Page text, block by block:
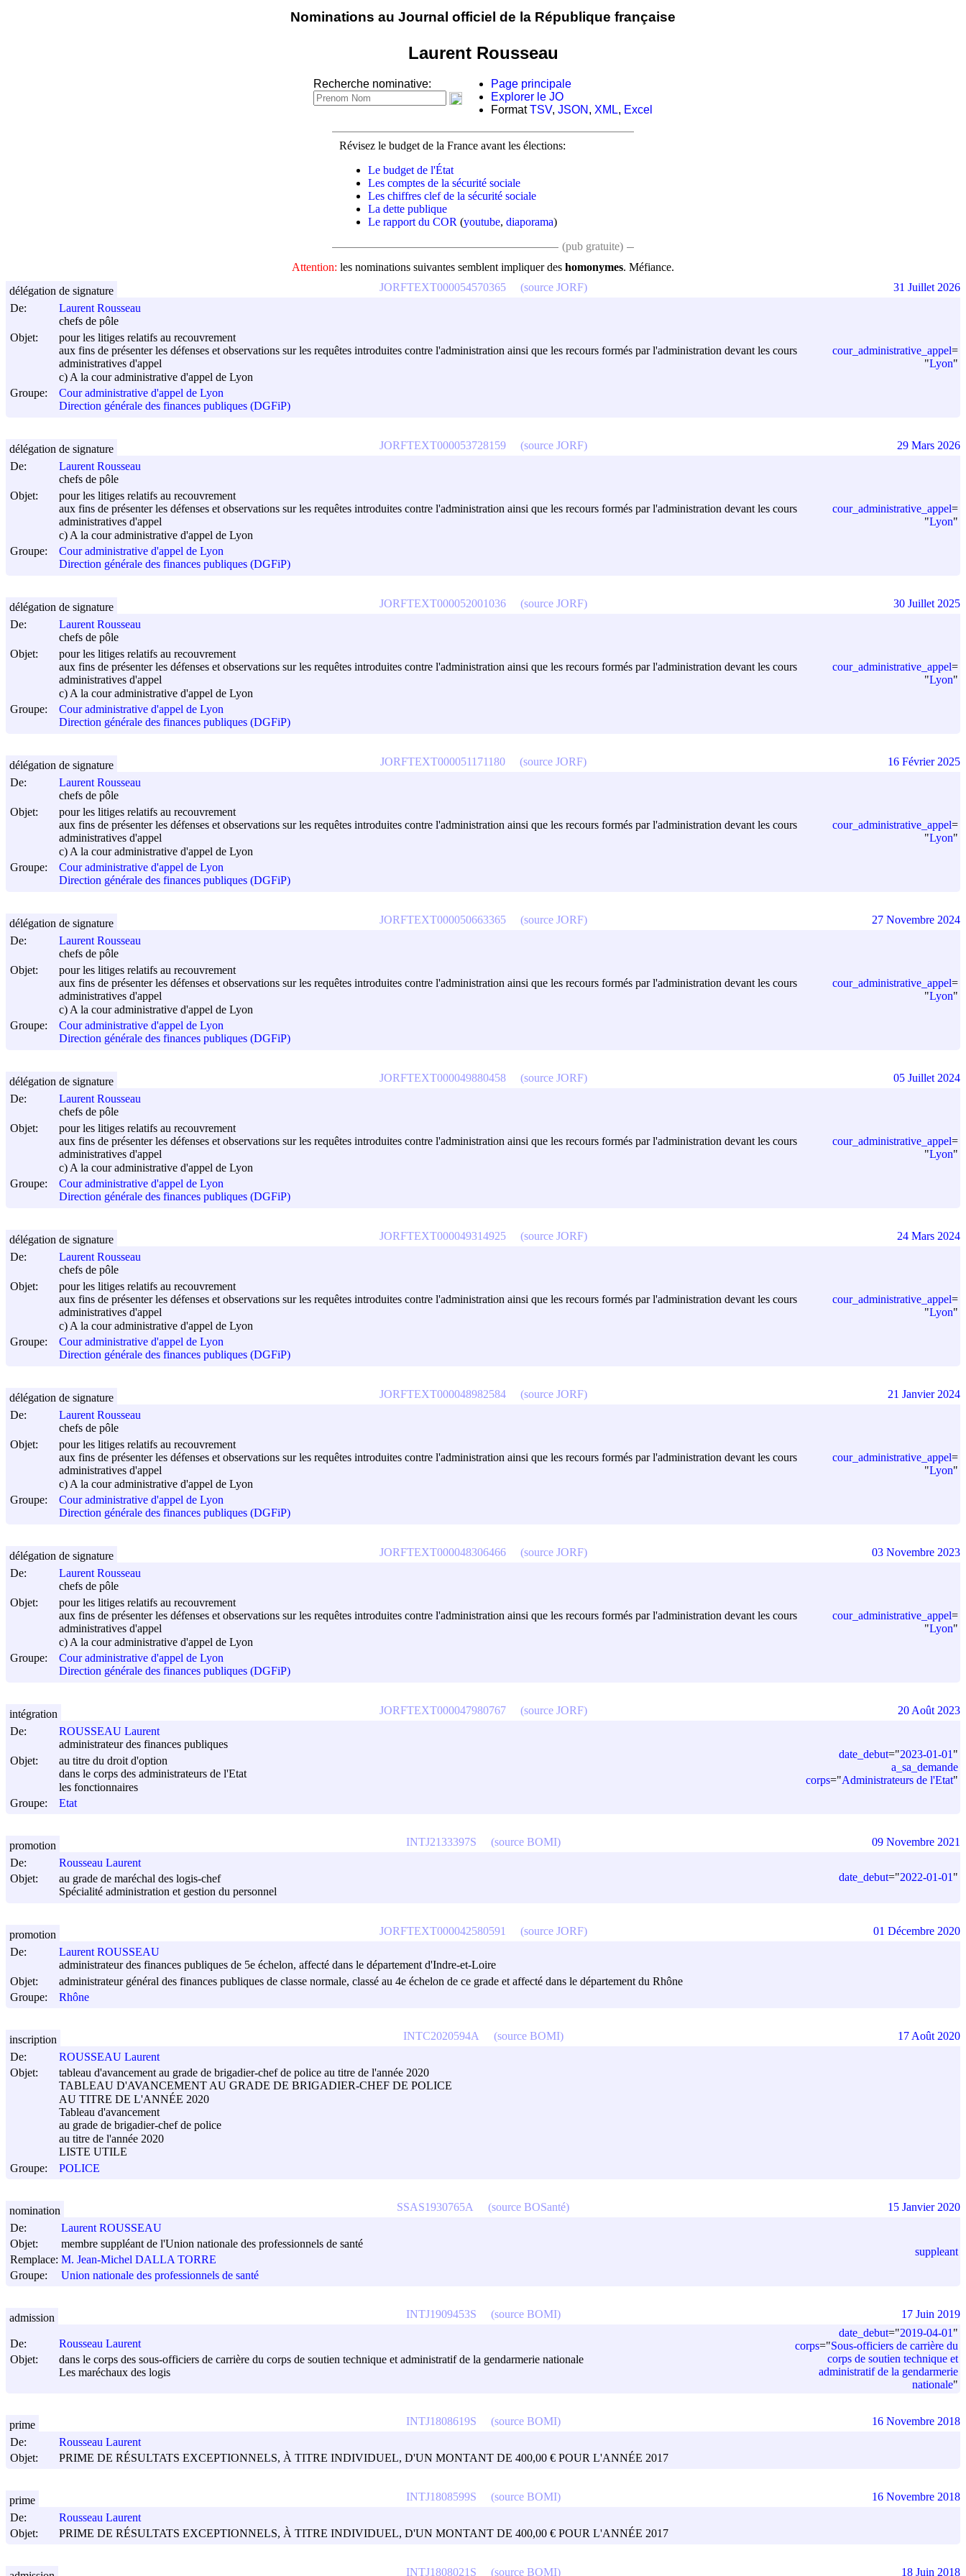
Nominations au Journal officiel de la République française
Laurent Rousseau
Recherche nominative:
Page principale
Explorer le JO
FormatTSV, JSON , XML, Excel
Révisez le budget de la France avant les élections:
Le budget de l'État
Les comptes de la sécurité sociale
Les chiffres clef de la sécurité sociale
La dette publique
Le rapport du COR (youtube, diaporama)
(pub gratuite)
Attention: les nominations suivantes semblent impliquer des homonymes. Méfiance.
De:
Laurent Rousseau
chefs de pôle
Objet:
pour les litiges relatifs au recouvrement
aux fins de présenter les défenses et observations sur les requêtes introduites contre l'administration ainsi que les recours formés par l'administration devant les cours
administratives d'appel
c) A la cour administrative d'appel de Lyon
Groupe:
Cour administrative d'appel de Lyon
Direction générale des finances publiques (DGFiP)
cour_administrative_appel=
"Lyon"
JORFTEXT000054570365 (source JORF)
délégation de signature 31 Juillet 2026
De:
Laurent Rousseau
chefs de pôle
Objet:
pour les litiges relatifs au recouvrement
aux fins de présenter les défenses et observations sur les requêtes introduites contre l'administration ainsi que les recours formés par l'administration devant les cours
administratives d'appel
c) A la cour administrative d'appel de Lyon
Groupe:
Cour administrative d'appel de Lyon
Direction générale des finances publiques (DGFiP)
cour_administrative_appel=
"Lyon"
JORFTEXT000053728159 (source JORF)
délégation de signature 29 Mars 2026
De:
Laurent Rousseau
chefs de pôle
Objet:
pour les litiges relatifs au recouvrement
aux fins de présenter les défenses et observations sur les requêtes introduites contre l'administration ainsi que les recours formés par l'administration devant les cours
administratives d'appel
c) A la cour administrative d'appel de Lyon
Groupe:
Cour administrative d'appel de Lyon
Direction générale des finances publiques (DGFiP)
cour_administrative_appel=
"Lyon"
JORFTEXT000052001036 (source JORF)
délégation de signature 30 Juillet 2025
De:
Laurent Rousseau
chefs de pôle
Objet:
pour les litiges relatifs au recouvrement
aux fins de présenter les défenses et observations sur les requêtes introduites contre l'administration ainsi que les recours formés par l'administration devant les cours
administratives d'appel
c) A la cour administrative d'appel de Lyon
Groupe:
Cour administrative d'appel de Lyon
Direction générale des finances publiques (DGFiP)
cour_administrative_appel=
"Lyon"
JORFTEXT000051171180 (source JORF)
délégation de signature 16 Février 2025
De:
Laurent Rousseau
chefs de pôle
Objet:
pour les litiges relatifs au recouvrement
aux fins de présenter les défenses et observations sur les requêtes introduites contre l'administration ainsi que les recours formés par l'administration devant les cours
administratives d'appel
c) A la cour administrative d'appel de Lyon
Groupe:
Cour administrative d'appel de Lyon
Direction générale des finances publiques (DGFiP)
cour_administrative_appel=
"Lyon"
JORFTEXT000050663365 (source JORF)
délégation de signature 27 Novembre 2024
De:
Laurent Rousseau
chefs de pôle
Objet:
pour les litiges relatifs au recouvrement
aux fins de présenter les défenses et observations sur les requêtes introduites contre l'administration ainsi que les recours formés par l'administration devant les cours
administratives d'appel
c) A la cour administrative d'appel de Lyon
Groupe:
Cour administrative d'appel de Lyon
Direction générale des finances publiques (DGFiP)
cour_administrative_appel=
"Lyon"
JORFTEXT000049880458 (source JORF)
délégation de signature 05 Juillet 2024
De:
Laurent Rousseau
chefs de pôle
Objet:
pour les litiges relatifs au recouvrement
aux fins de présenter les défenses et observations sur les requêtes introduites contre l'administration ainsi que les recours formés par l'administration devant les cours
administratives d'appel
c) A la cour administrative d'appel de Lyon
Groupe:
Cour administrative d'appel de Lyon
Direction générale des finances publiques (DGFiP)
cour_administrative_appel=
"Lyon"
JORFTEXT000049314925 (source JORF)
délégation de signature 24 Mars 2024
De:
Laurent Rousseau
chefs de pôle
Objet:
pour les litiges relatifs au recouvrement
aux fins de présenter les défenses et observations sur les requêtes introduites contre l'administration ainsi que les recours formés par l'administration devant les cours
administratives d'appel
c) A la cour administrative d'appel de Lyon
Groupe:
Cour administrative d'appel de Lyon
Direction générale des finances publiques (DGFiP)
cour_administrative_appel=
"Lyon"
JORFTEXT000048982584 (source JORF)
délégation de signature 21 Janvier 2024
De:
Laurent Rousseau
chefs de pôle
Objet:
pour les litiges relatifs au recouvrement
aux fins de présenter les défenses et observations sur les requêtes introduites contre l'administration ainsi que les recours formés par l'administration devant les cours
administratives d'appel
c) A la cour administrative d'appel de Lyon
Groupe:
Cour administrative d'appel de Lyon
Direction générale des finances publiques (DGFiP)
cour_administrative_appel=
"Lyon"
JORFTEXT000048306466 (source JORF)
délégation de signature 03 Novembre 2023
De:
ROUSSEAU Laurent
administrateur des finances publiques
Objet:
au titre du droit d'option
dans le corps des administrateurs de l'Etat
les fonctionnaires
Groupe:
Etat
date_debut="2023-01-01 "
a_sa_demande
corps="Administrateurs de l'Etat"
JORFTEXT000047980767 (source JORF)
intégration 20 Août 2023
De:
Rousseau Laurent
Objet:
au grade de maréchal des logis-chef
Spécialité administration et gestion du personnel
date_debut="2022-01-01 "
INTJ2133397S (source BOMI)
promotion 09 Novembre 2021
De:
Laurent ROUSSEAU
administrateur des finances publiques de 5e échelon, affecté dans le département d'Indre-et-Loire
Objet:
administrateur général des finances publiques de classe normale, classé au 4e échelon de ce grade et affecté dans le département du Rhône
Groupe:
Rhône
JORFTEXT000042580591 (source JORF)
promotion 01 Décembre 2020
De:
ROUSSEAU Laurent
Objet:
tableau d'avancement au grade de brigadier-chef de police au titre de l'année 2020
TABLEAU D'AVANCEMENT AU GRADE DE BRIGADIER-CHEF DE POLICE
AU TITRE DE L'ANNÉE 2020
Tableau d'avancement
au grade de brigadier-chef de police
au titre de l'année 2020
LISTE UTILE
Groupe:
POLICE
INTC2020594A (source BOMI)
inscription 17 Août 2020
De:
Laurent ROUSSEAU
Objet:
membre suppléant de l'Union nationale des professionnels de santé
Remplace: M. Jean-Michel DALLA TORRE
Groupe:
Union nationale des professionnels de santé
suppleant
SSAS1930765A (source BOSanté)
nomination 15 Janvier 2020
De:
Rousseau Laurent
Objet:
dans le corps des sous-officiers de carrière du corps de soutien technique et administratif de la gendarmerie nationale
Les maréchaux des logis
date_debut="2019-04-01 "
corps="Sous-officiers de carrière du
corps de soutien technique et
administratif de la gendarmerie
nationale"
INTJ1909453S (source BOMI)
admission 17 Juin 2019
De:
Rousseau Laurent
Objet:
PRIME DE RÉSULTATS EXCEPTIONNELS, À TITRE INDIVIDUEL, D'UN MONTANT DE 400,00 € POUR L'ANNÉE 2017
INTJ1808619S (source BOMI)
prime 16 Novembre 2018
De:
Rousseau Laurent
Objet:
PRIME DE RÉSULTATS EXCEPTIONNELS, À TITRE INDIVIDUEL, D'UN MONTANT DE 400,00 € POUR L'ANNÉE 2017
INTJ1808599S (source BOMI)
prime 16 Novembre 2018
INTJ1808021S (source BOMI) 18 Juin 2018